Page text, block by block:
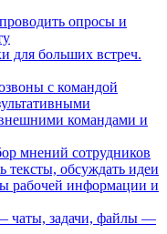
опросы и
для больших встреч.
с командой
командами и
мнений сотрудников
тексты, обсуждать идеи
рабочей информации и
чаты, задачи, файлы —